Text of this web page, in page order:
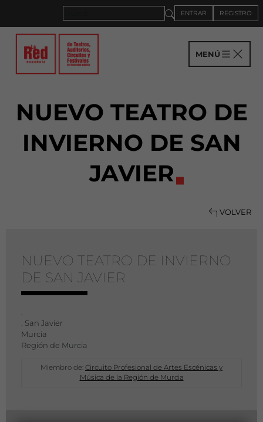
ENTRAR REGISTRO
MENÚ
NUEVO TEATRO DE
INVIERNO DE SAN
JAVIER
VOLVER
NUEVO TEATRO DE INVIERNO
DE SAN JAVIER
.
. San Javier
Murcia
Región de Murcia
Miembro de: Circuito Profesional de Artes Escénicas y
Música de la Región de Murcia